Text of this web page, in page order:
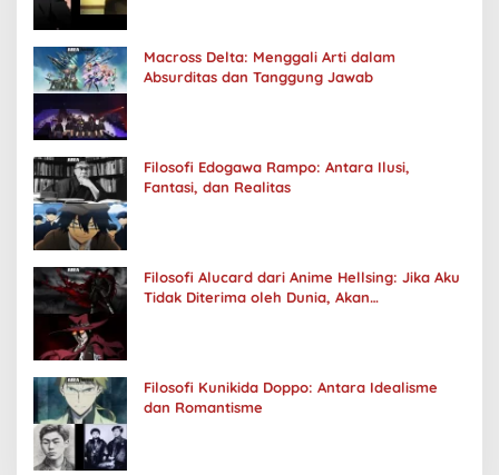
Macross Delta: Menggali Arti dalam
Absurditas dan Tanggung Jawab
Filosofi Edogawa Rampo: Antara Ilusi,
Fantasi, dan Realitas
Filosofi Alucard dari Anime Hellsing: Jika Aku
Tidak Diterima oleh Dunia, Akan
Filosofi Kunikida Doppo: Antara Idealisme
dan Romantisme